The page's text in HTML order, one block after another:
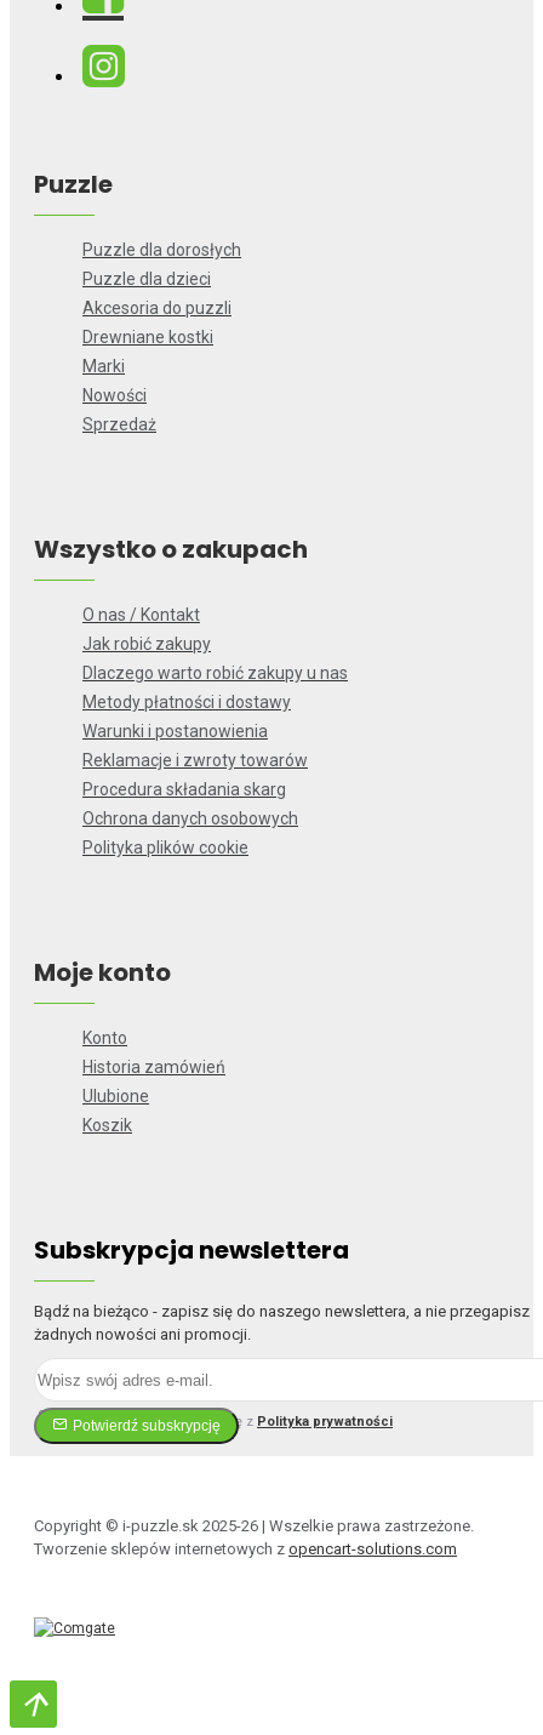
Puzzle
Puzzle dla dorosłych
Puzzle dla dzieci
Akcesoria do puzzli
Drewniane kostki
Marki
Nowości
Sprzedaż
Wszystko o zakupach
O nas / Kontakt
Jak robić zakupy
Dlaczego warto robić zakupy u nas
Metody płatności i dostawy
Warunki i postanowienia
Reklamacje i zwroty towarów
Procedura składania skarg
Ochrona danych osobowych
Polityka plików cookie
Moje konto
Konto
Historia zamówień
Ulubione
Koszik
Subskrypcja newslettera
Bądź na bieżąco - zapisz się do naszego newslettera, a nie przegapisz
żadnych nowości ani promocji.
Potwierdź subskrypcję
Przeczytałem i zgadzam się z Polityka prywatności
Copyright © i-puzzle.sk 2025-26 | Wszelkie prawa zastrzeżone.
Tworzenie sklepów internetowych z opencart-solutions.com